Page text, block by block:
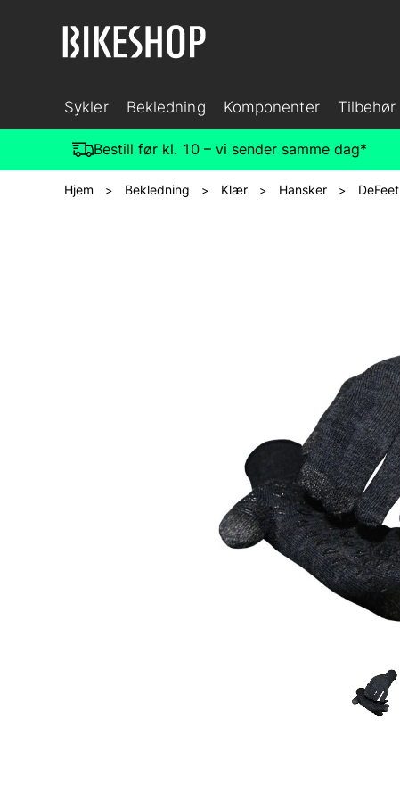
Sykler Bekledning Komponenter Tilbehør
Bestill før kl. 10 – vi sender samme dag*
Hjem > Bekledning > Klær > Hansker > DeFeet